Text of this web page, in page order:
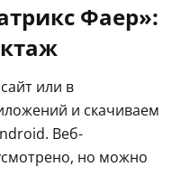
Фаер»:
или в
и скачиваем
Веб-
но можно